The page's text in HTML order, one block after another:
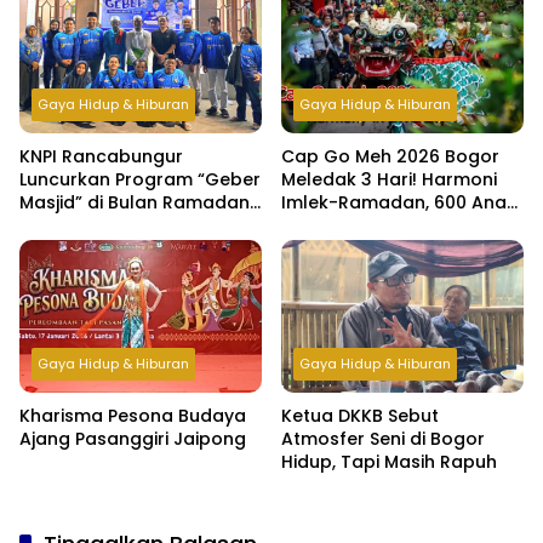
Gaya Hidup & Hiburan
KNPI Rancabungur
Luncurkan Program “Geber
Masjid” di Bulan Ramadan,
Kebersamaan Pemuda
Gaya Hidup & Hiburan
Cap Go Meh 2026 Bogor
Meledak 3 Hari! Harmoni
Imlek-Ramadan, 600 Anak
Gaya Hidup & Hiburan
Kharisma Pesona Budaya
Ajang Pasanggiri Jaipong
Gaya Hidup & Hiburan
Ketua DKKB Sebut
Atmosfer Seni di Bogor
Hidup, Tapi Masih Rapuh